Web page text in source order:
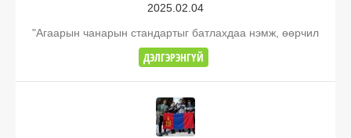
2025.02.04
"Агаарын чанарын стандартыг батлахдаа нэмж, өөрчил
ДЭЛГЭРЭНГҮЙ